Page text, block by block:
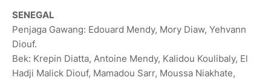
SENEGAL
Penjaga Gawang: Edouard Mendy, Mory Diaw, Yehvann
Diouf.
Bek: Krepin Diatta, Antoine Mendy, Kalidou Koulibaly, El
Hadji Malick Diouf, Mamadou Sarr, Moussa Niakhate,